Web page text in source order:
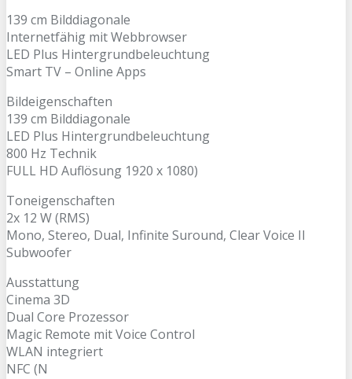
139 cm Bilddiagonale
Internetfähig mit Webbrowser
LED Plus Hintergrundbeleuchtung
Smart TV – Online Apps
Bildeigenschaften
139 cm Bilddiagonale
LED Plus Hintergrundbeleuchtung
800 Hz Technik
FULL HD Auflösung 1920 x 1080)
Toneigenschaften
2x 12 W (RMS)
Mono, Stereo, Dual, Infinite Suround, Clear Voice II
Subwoofer
Ausstattung
Cinema 3D
Dual Core Prozessor
Magic Remote mit Voice Control
WLAN integriert
NFC (N